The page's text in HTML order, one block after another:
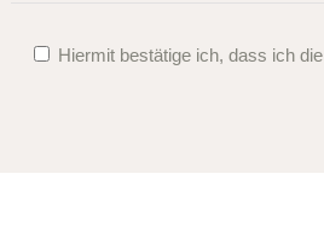
Hiermit bestätige ich, dass ich die